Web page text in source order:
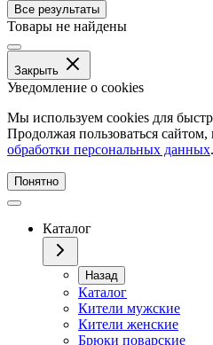
Все результаты
Товары не найдены
Закрыть
Уведомление о cookies
Мы используем cookies для
Продолжая пользоваться
обработки персональных данных.
Понятно
Каталог
Назад
Каталог
Кители мужские
Кители женские
Брюки поварские